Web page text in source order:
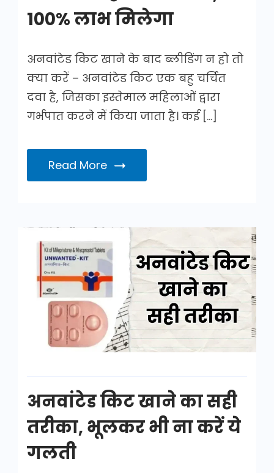
100% लाभ मिलेगा
अनवांटेड किट खाने के बाद ब्लीडिंग न हो तो
क्या करें – अनवांटेड किट एक बहु चर्चित
दवा है, जिसका इस्तेमाल महिलाओं द्वारा
गर्भपात करने में किया जाता है। कई […]
Read More
खाने
तरीका
अनवांटेड किट खाने का सही
तरीका, भूलकर भी ना करें ये
गलती